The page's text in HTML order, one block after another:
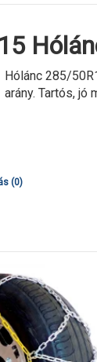
Hólánc 285/
arány. Tartós, jó
(0)